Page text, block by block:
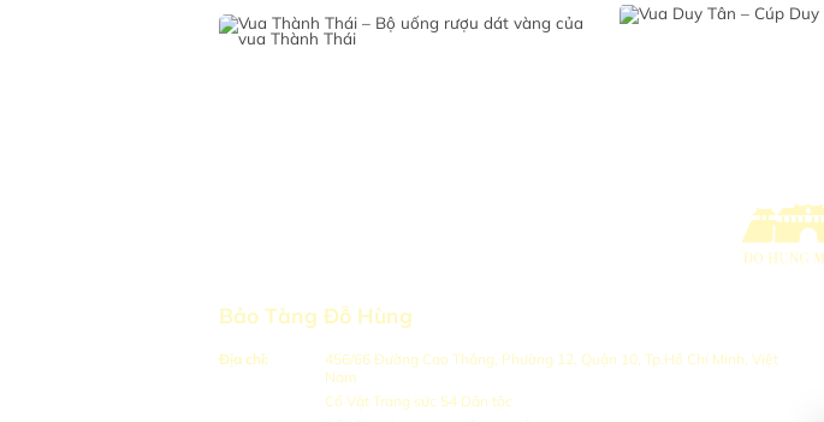
Bảo Tàng Đỗ Hùng
Địa chỉ:
456/66 Đường Cao Thắng, Phường 12, Quận 10, Tp.Hồ Chí Minh, Việt
Nam
Cổ Vật Trang sức 54 Dân tộc